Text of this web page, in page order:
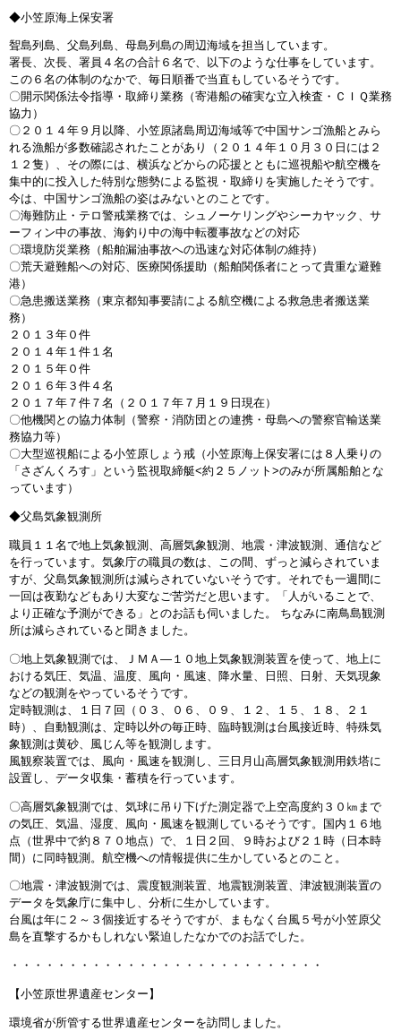
◆小笠原海上保安署
聟島列島、父島列島、母島列島の周辺海域を担当しています。
署長、次長、署員４名の合計６名で、以下のような仕事をしています。
この６名の体制のなかで、毎日順番で当直もしているそうです。
〇開示関係法令指導・取締り業務（寄港船の確実な立入検査・ＣＩＱ業務
協力）
〇２０１４年９月以降、小笠原諸島周辺海域等で中国サンゴ漁船とみら
れる漁船が多数確認されたことがあり（２０１４年１０月３０日には２
１２隻）、その際には、横浜などからの応援とともに巡視船や航空機を
集中的に投入した特別な態勢による監視・取締りを実施したそうです。
今は、中国サンゴ漁船の姿はみないとのことです。
〇海難防止・テロ警戒業務では、シュノーケリングやシーカヤック、サ
ーフィン中の事故、海釣り中の海中転覆事故などの対応
〇環境防災業務（船舶漏油事故への迅速な対応体制の維持）
〇荒天避難船への対応、医療関係援助（船舶関係者にとって貴重な避難
港）
〇急患搬送業務（東京都知事要請による航空機による救急患者搬送業
務）
２０１３年０件
２０１４年１件１名
２０１５年０件
２０１６年３件４名
２０１７年７件７名（２０１７年７月１９日現在）
〇他機関との協力体制（警察・消防団との連携・母島への警察官輸送業
務協力等）
〇大型巡視船による小笠原しょう戒（小笠原海上保安署には８人乗りの
「さざんくろす」という監視取締艇<約２５ノット>のみが所属船舶とな
っています）
◆父島気象観測所
職員１１名で地上気象観測、高層気象観測、地震・津波観測、通信など
を行っています。気象庁の職員の数は、この間、ずっと減らされていま
すが、父島気象観測所は減らされていないそうです。それでも一週間に
一回は夜勤などもあり大変なご苦労だと思います。「人がいることで、
より正確な予測ができる」とのお話も伺いました。 ちなみに南鳥島観測
所は減らされていると聞きました。
〇地上気象観測では、ＪＭＡ―１０地上気象観測装置を使って、地上に
おける気圧、気温、温度、風向・風速、降水量、日照、日射、天気現象
などの観測をやっているそうです。
定時観測は、１日７回（０３、０６、０９、１２、１５、１８、２１
時）、自動観測は、定時以外の毎正時、臨時観測は台風接近時、特殊気
象観測は黄砂、風じん等を観測します。
風観察装置では、風向・風速を観測し、三日月山高層気象観測用鉄塔に
設置し、データ収集・蓄積を行っています。
〇高層気象観測では、気球に吊り下げた測定器で上空高度約３０㎞まで
の気圧、気温、湿度、風向・風速を観測しているそうです。国内１６地
点（世界中で約８７０地点）で、１日２回、９時および２１時（日本時
間）に同時観測。航空機への情報提供に生かしているとのこと。
〇地震・津波観測では、震度観測装置、地震観測装置、津波観測装置の
データを気象庁に集中し、分析に生かしています。
台風は年に２～３個接近するそうですが、まもなく台風５号が小笠原父
島を直撃するかもしれない緊迫したなかでのお話でした。
・・・・・・・・・・・・・・・・・・・・・・・・・・・
【小笠原世界遺産センター】
環境省が所管する世界遺産センターを訪問しました。